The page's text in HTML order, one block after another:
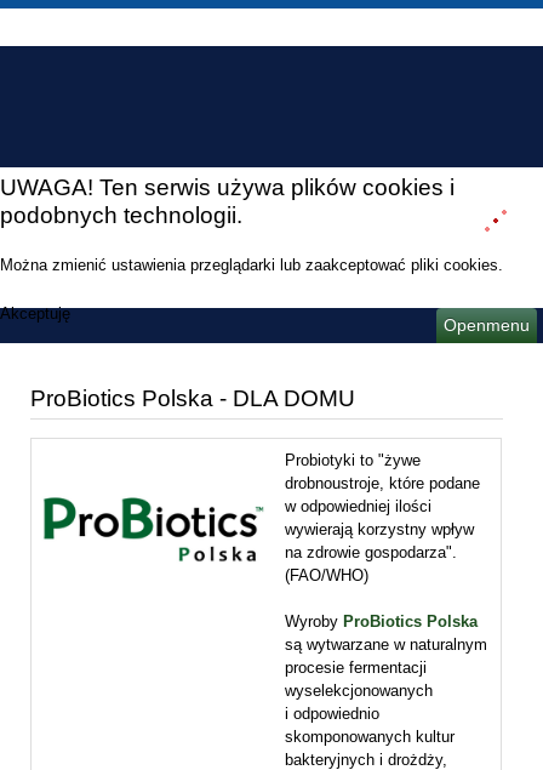
UWAGA! Ten serwis używa plików cookies i
podobnych technologii.
Można zmienić ustawienia przeglądarki lub zaakceptować pliki cookies.
Akceptuję
Openmenu
ProBiotics Polska - DLA DOMU
Probiotyki to "żywe
drobnoustroje, które podane
w odpowiedniej ilości
wywierają korzystny wpływ
na zdrowie gospodarza".
(FAO/WHO)
Wyroby ProBiotics Polska
są wytwarzane w naturalnym
procesie fermentacji
wyselekcjonowanych
i odpowiednio
skomponowanych kultur
bakteryjnych i drożdży,